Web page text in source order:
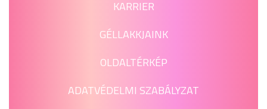
KARRIER
GÉLLAKKJAINK
OLDALTÉRKÉP
ADATVÉDELMI SZABÁLYZAT